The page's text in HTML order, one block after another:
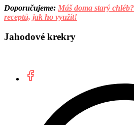
Doporučujeme: Máš doma starý
receptů, jak ho využít!
Jahodové krekry